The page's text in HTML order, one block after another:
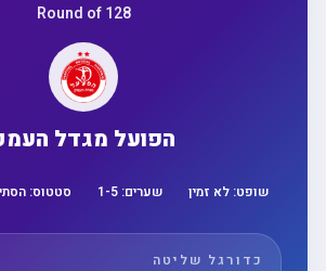
Round of 128
הפועל מגדל העמק
שופט:לא זמין שערים: 1 -5 סטטוס:הסתיים
כדורגל שליטה